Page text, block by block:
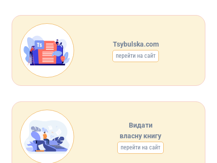
Tsybulska.com
перейти на сайт
Видати
власну книгу
перейти на сайт